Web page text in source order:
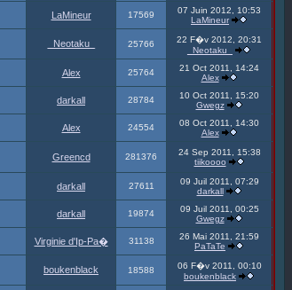
LaMineur 17569
07 Juin 2012, 10:53
LaMineur
_Neotaku_ 25766
22 F�v 2012, 20:31
_Neotaku_
Alex 25764
21 Oct 2011, 14:24
Alex
darkall 28784
10 Oct 2011, 15:20
Gwegz
Alex 24554
08 Oct 2011, 14:30
Alex
Greencd 281376
24 Sep 2011, 15:38
tiikoooo
darkall 27611
09 Juil 2011, 07:29
darkall
darkall 19874
09 Juil 2011, 00:25
Gwegz
Virginie d'Ip-Pa� 31138
26 Mai 2011, 21:59
PaTaTe
boukenblack 18588
06 F�v 2011, 00:10
boukenblack